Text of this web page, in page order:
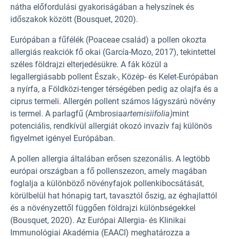
nátha előfordulási gyakoriságában a helyszínek és
időszakok között (Bousquet, 2020).
Európában a fűfélék (Poaceae család) a pollen okozta
allergiás reakciók fő okai (García-Mozo, 2017), tekintettel
széles földrajzi elterjedésükre. A fák közül a
legallergiásabb pollent Észak-, Közép- és Kelet-Európában
a nyírfa, a Földközi-tenger térségében pedig az olajfa és a
ciprus termeli. Allergén pollent számos lágyszárú növény
is termel. A parlagfű (Ambrosiaartemisiifolia)mint
potenciális, rendkívül allergiát okozó invazív faj különös
figyelmet igényel Európában.
A pollen allergia általában erősen szezonális. A legtöbb
európai országban a fő pollenszezon, amely magában
foglalja a különböző növényfajok pollenkibocsátását,
körülbelül hat hónapig tart, tavasztól őszig, az éghajlattól
és a növényzettől függően földrajzi különbségekkel
(Bousquet, 2020). Az Európai Allergia- és Klinikai
Immunológiai Akadémia (EAACI) meghatározza a